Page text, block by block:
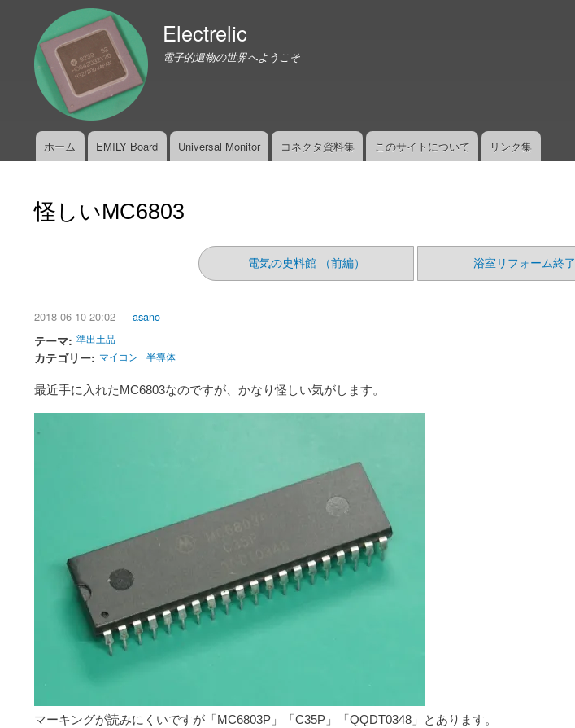
Electrelic
電子的遺物の世界へようこそ
メ
ホーム EMILY Board Universal Monitor コネクタ資料集 このサイトについて リンク集
怪しいMC6803
電気の史料館 （前編） 浴室リフォーム終了
2018-06-10 20:02 — asano
テーマ 準出土品
カテゴリー マイコン 半導体
最近手に入れたMC6803なのですが、かなり怪しい気がします。
マーキングが読みにくいですが「MC6803P」「C35P」「QQDT0348」とあります。